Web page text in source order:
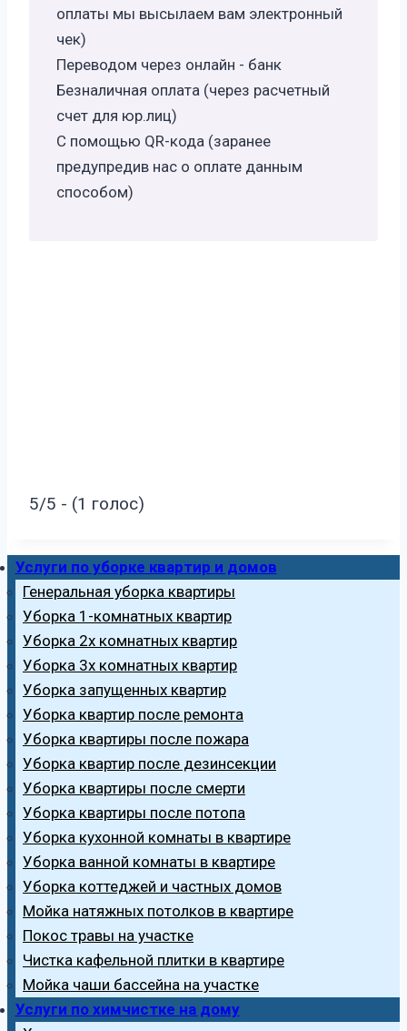
оплаты мы высылаем вам электронный
чек)
Переводом через онлайн - банк
Безналичная оплата (через расчетный
счет для юр.лиц)
С помощью QR-кода (заранее
предупредив нас о оплате данным
способом)
5/5 - (1 голос)
Услуги по уборке квартир и домов
Генеральная уборка квартиры
Уборка 1-комнатных квартир
Уборка 2х комнатных квартир
Уборка 3х комнатных квартир
Уборка запущенных квартир
Уборка квартир после ремонта
Уборка квартиры после пожара
Уборка квартир после дезинсекции
Уборка квартиры после смерти
Уборка квартиры после потопа
Уборка кухонной комнаты в квартире
Уборка ванной комнаты в квартире
Уборка коттеджей и частных домов
Мойка натяжных потолков в квартире
Покос травы на участке
Чистка кафельной плитки в квартире
Мойка чаши бассейна на участке
Услуги по химчистке на дому